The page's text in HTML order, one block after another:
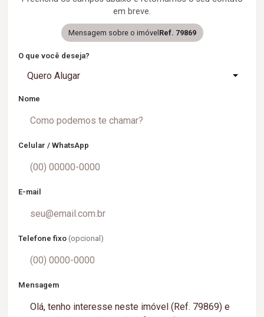
em breve.
Mensagem sobre o imóvel Ref. 79869
O que você deseja?
Quero Alugar
Nome
Celular / WhatsApp
E-mail
Telefone fixo (opcional)
Mensagem